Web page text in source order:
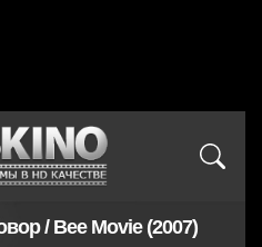
/ Bee Movie (2007)